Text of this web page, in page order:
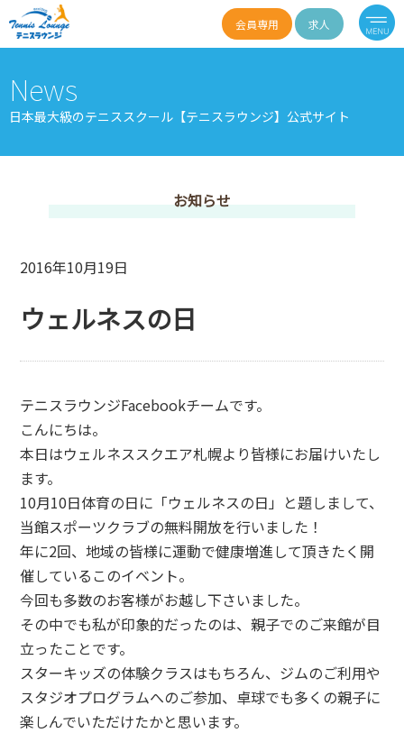
会員専用 求人
News
日本最大級のテニススクール【テニスラウンジ】公式サイト
お知らせ
2016年10月19日
ウェルネスの日
テニスラウンジFacebookチームです。
こんにちは。
本日はウェルネススクエア札幌より皆様にお届けいたし
ます。
10月10日体育の日に「ウェルネスの日」と題しまして、
当館スポーツクラブの無料開放を行いました！
年に2回、地域の皆様に運動で健康増進して頂きたく開
催しているこのイベント。
今回も多数のお客様がお越し下さいました。
その中でも私が印象的だったのは、親子でのご来館が目
立ったことです。
スターキッズの体験クラスはもちろん、ジムのご利用や
スタジオプログラムへのご参加、卓球でも多くの親子に
楽しんでいただけたかと思います。